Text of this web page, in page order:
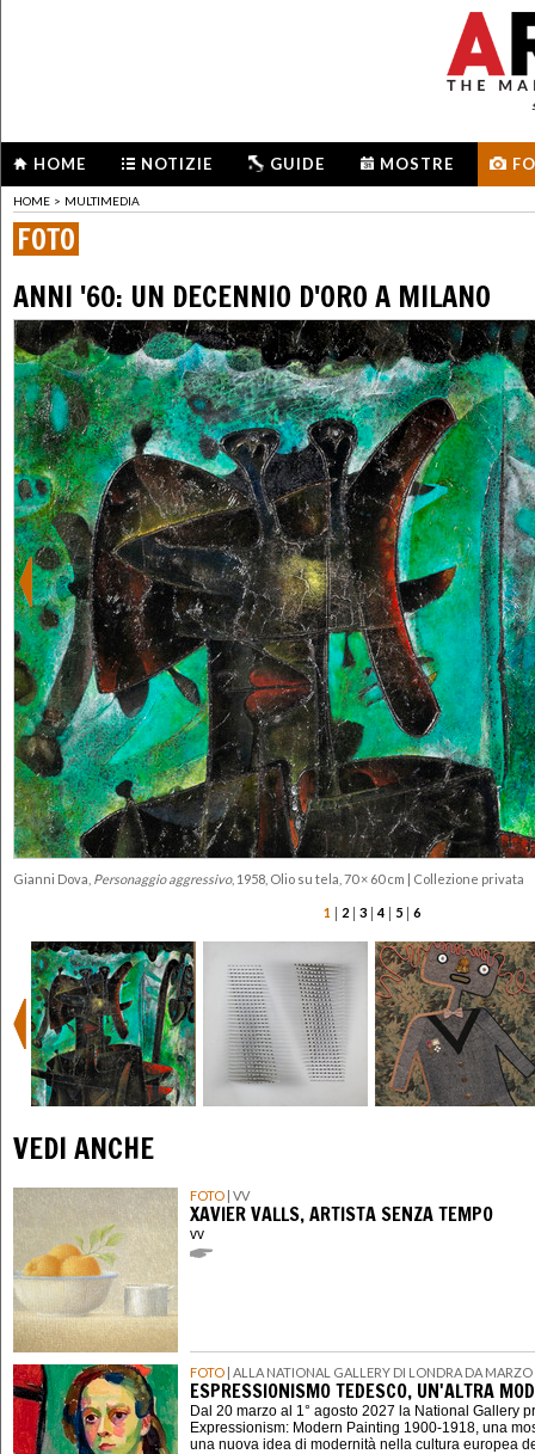
HOME NOTIZIE GUIDE MOSTRE
HOME > MULTIMEDIA
FOTO
ANNI '60: UN DECENNIO D'ORO A MILANO
Gianni Dova, Personaggio aggressivo, 1958, Olio su tela, 70 × 60 cm | Collezione privata
1 | 2| 3| 4| 5| 6
VEDI ANCHE
FOTO | VV
XAVIER VALLS, ARTISTA SENZA TEMPO
vv
FOTO | ALLA NATIONAL GALLERY DI LONDRA DA
ESPRESSIONISMO TEDESCO, UN'ALTRA
Dal 20 marzo al 1° agosto 2027 la National Gallery
Expressionism: Modern Painting 1900-1918, una
una nuova idea di modernità nella cultura europea